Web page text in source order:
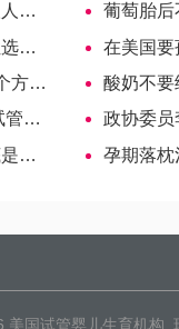
！
葡萄胎后不能生育？
哪里
在美国要孩子需
最有效
酸奶不要给宝宝喝过早，
夫参考
政协委员李景虹：建议严
本？
孕期落枕治愈有偏方，运动
美国试管婴儿生育机构